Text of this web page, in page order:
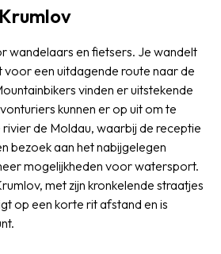
wandelaars en fietsers. Je wandelt
voor een uitdagende route naar de
vinden er uitstekende
kunnen er op uit om te
de Moldau, waarbij de receptie
bezoek aan het nabijgelegen
mogelijkheden voor watersport.
met zijn kronkelende straatjes
op een korte rit afstand en is